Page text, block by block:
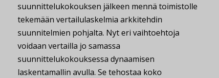
suunnittelukokouksen jälkeen mennä toimistolle
tekemään vertailulaskelmia arkkitehdin
suunnitelmien pohjalta. Nyt eri vaihtoehtoja
voidaan vertailla jo samassa
suunnittelukokouksessa dynaamisen
laskentamallin avulla. Se tehostaa koko